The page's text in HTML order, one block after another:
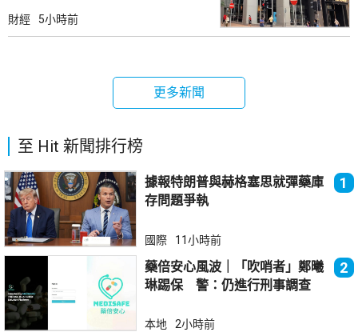
財經 5小時前
更多新聞
至 Hit 新聞排行榜
據報特朗普與赫格塞思就彈藥庫
存問題爭執
1
國際 11小時前
藥倍安心風波｜「吹哨者」鄭曦
琳踢保 警：仍進行刑事調查
2
本地 2小時前